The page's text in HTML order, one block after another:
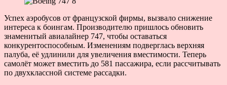
Успех аэробусов от французской фирмы, вызвало снижение
интереса к боингам. Производителю пришлось обновить
знаменитый авиалайнер 747, чтобы оставаться
конкурентоспособным. Изменениям подверглась верхняя
палуба, её удлинили для увеличения вместимости. Теперь
самолёт может вместить до 581 пассажира, если рассчитывать
по двухклассной системе рассадки.